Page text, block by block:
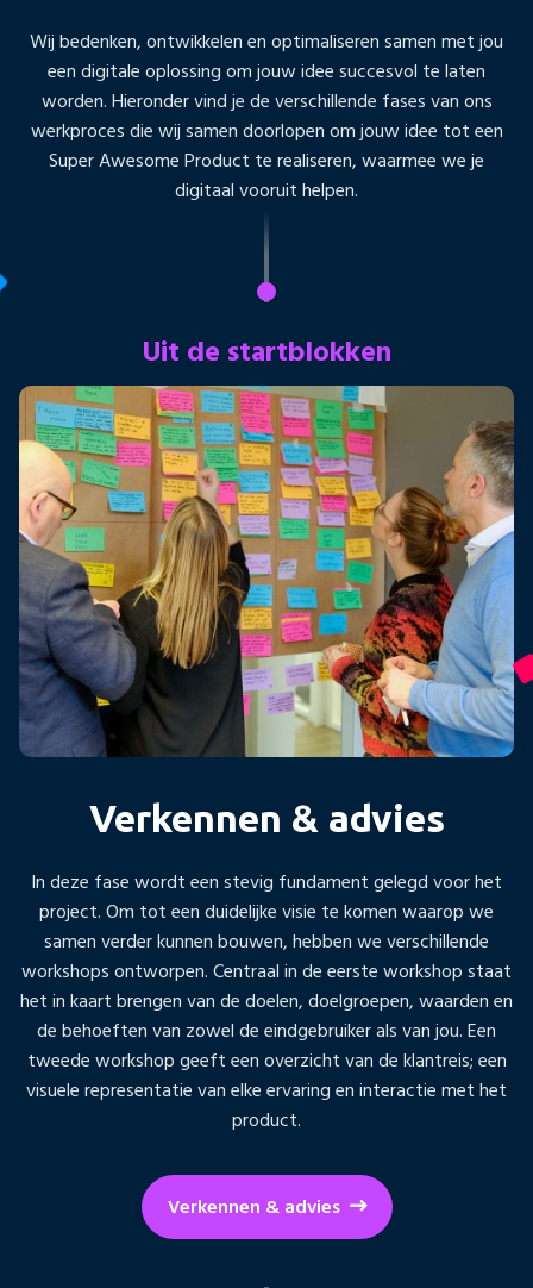
Wij bedenken, ontwikkelen en optimaliseren samen met jou
een digitale oplossing om jouw idee succesvol te laten
worden. Hieronder vind je de verschillende fases van ons
werkproces die wij samen doorlopen om jouw idee tot een
Super Awesome Product te realiseren, waarmee we je
digitaal vooruit helpen.
Uit de startblokken
Verkennen & advies
In deze fase wordt een stevig fundament gelegd voor het
project. Om tot een duidelijke visie te komen waarop we
samen verder kunnen bouwen, hebben we verschillende
workshops ontworpen. Centraal in de eerste workshop staat
het in kaart brengen van de doelen, doelgroepen, waarden en
de behoeften van zowel de eindgebruiker als van jou. Een
tweede workshop geeft een overzicht van de klantreis; een
visuele representatie van elke ervaring en interactie met het
product.
Verkennen & advies